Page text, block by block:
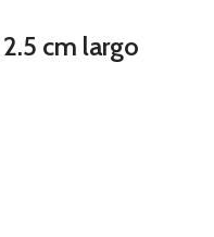
cm largo